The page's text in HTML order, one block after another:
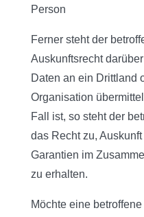
Person
Ferner steht der
Auskunftsrecht
Daten an ein Drittland
Organisation
Fall ist, so steht der
das Recht zu,
Garantien im
zu erhalten.
Möchte eine